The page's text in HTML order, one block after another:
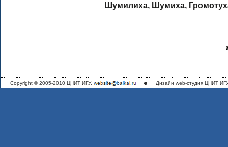
Шумилиха, Шумиха,
Copyright © 2005-2010 ЦНИТ ИГУ, Дизайн web-студия ЦНИТ